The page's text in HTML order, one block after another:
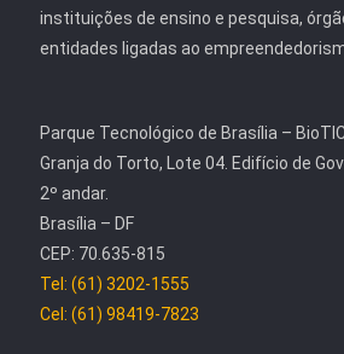
instituições de ensino e pesquisa,
entidades ligadas ao
Parque Tecnológico de Brasília –
Granja do Torto, Lote 04. Edifício de
2º andar.
Brasília – DF
CEP: 70.635-815
Tel: (61) 3202-1555
Cel: (61) 98419-7823